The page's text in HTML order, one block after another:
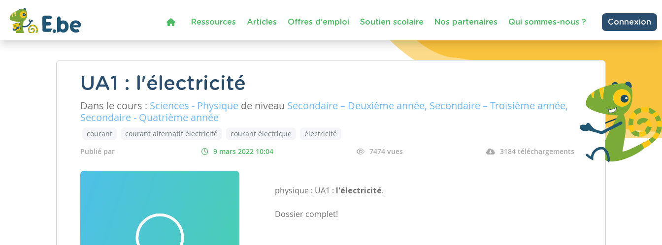
Ressources Articles Offres d'emploi Soutien scolaire Nos partenaires Qui sommes-nous ? Connexion
UA1 : l'électricité
Dans le cours : Sciences - Physique de niveau Secondaire – Deuxième année, Secondaire – Troisième année,
Secondaire - Quatrième année
courant courant alternatif électricité courant électrique
électricité
Publié par
9 mars 2022 10:04 7474 vues 3184 téléchargements
physique : UA1 : l'électricité.
Dossier complet!